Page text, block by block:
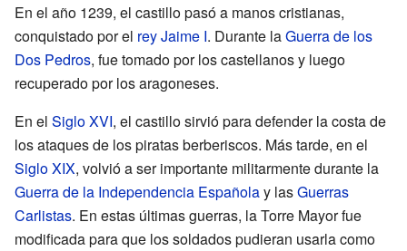
En el año 1239, el castillo pasó a manos cristianas,
conquistado por el rey Jaime I. Durante laGuerra de los
Dos Pedros, fue tomado por los castellanos y luego
recuperado por los aragoneses.
En el Siglo XVI, el castillo sirvió para defender la costa de
los ataques de los piratas berberiscos. Más tarde, en el
Siglo XIX, volvió a ser importante militarmente durante la
Guerra de la Independencia Españolay lasGuerras
Carlistas. En estas últimas guerras, la Torre Mayor fue
modificada para que los soldados pudieran usarla como